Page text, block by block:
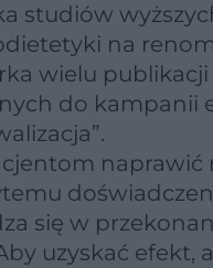
studiów
na
wielu
do kampanii
naprawić
się w
uzyskać